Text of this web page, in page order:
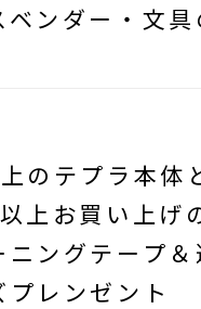
ベンダー・文具
のテプラ本体
上お買い上げ
ニングテープ
プレンゼント